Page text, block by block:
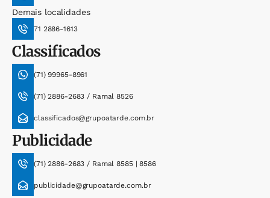
Demais localidades
71 2886-1613
Classificados
(71) 99965-8961
(71) 2886-2683 / Ramal 8526
classificados@grupoatarde.com.br
Publicidade
(71) 2886-2683 / Ramal 8585 | 8586
publicidade@grupoatarde.com.br